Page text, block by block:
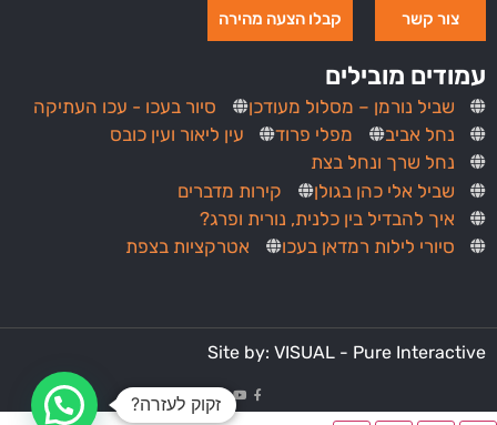
צור קשר קבלו הצעה מהירה
עמודים מובילים
שביל נורמן – מסלול מעודכן
סיור בעכו - עכו העתיקה
נחל אביב
מפלי פרוד
עין ליאור ועין כובס
נחל שרך ונחל בצת
שביל אלי כהן בגולן
קירות מדברים
איך להבדיל בין כלנית, נורית ופרג?
סיורי לילות רמדאן בעכו
אטרקציות בצפת
Site by: VISUAL - Pure Interactive
זקוק לעזרה?